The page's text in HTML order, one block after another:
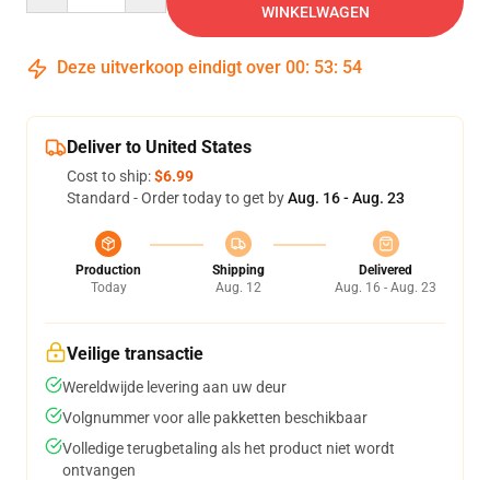
WINKELWAGEN
Deze uitverkoop eindigt over 00: 53: 53
Deliver to United States
Cost to ship:$6.99
Standard - Order today to get byAug. 16 - Aug. 23
Production
Today
Shipping
Aug. 12
Delivered
Aug. 16 - Aug. 23
Veilige transactie
Wereldwijde levering aan uw deur
Volgnummer voor alle pakketten beschikbaar
Volledige terugbetaling als het product niet wordt
ontvangen